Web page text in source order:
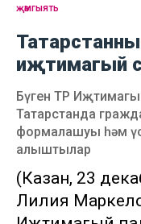
җәмгыять
иҗтимагый
Бүген ТР
Татарстанда
формалашуы һәм
алыштылар
(Казан, 23
Лилия